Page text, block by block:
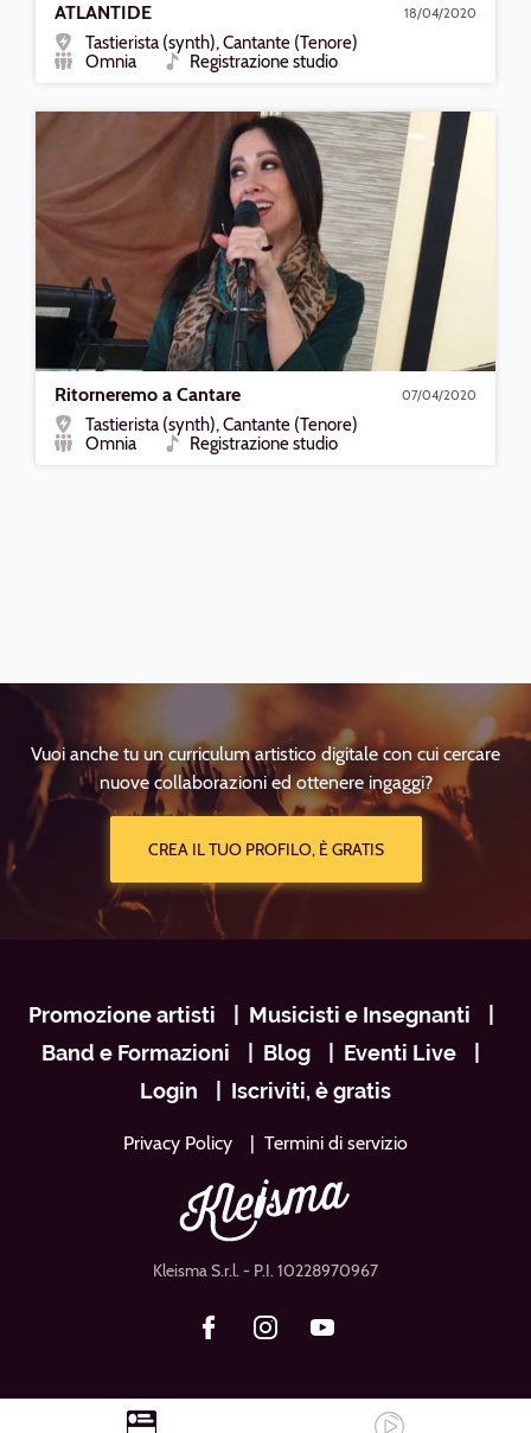
18/04/2020
ATLANTIDE
Ruolo
Tastierista (synth), Cantante (Tenore)
Omnia
Registrazione studio
Riproduci
07/04/2020
Ritorneremo a Cantare
Ruolo
Tastierista (synth), Cantante (Tenore)
Omnia
Registrazione studio
Vuoi anche tu un curriculum artistico digitale con cui cercare
nuove collaborazioni ed ottenere ingaggi?
CREA IL TUO PROFILO, È GRATIS
Navigazione
footer
Promozione artisti
Musicisti e Insegnanti
Band e Formazioni
Blog
Eventi Live
Login
Iscriviti, è gratis
Privacy Policy Termini di servizio
Kleisma S.r.l.- P.I. 10228970967
FacebookInstagram